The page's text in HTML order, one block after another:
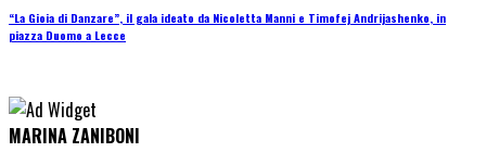
“La Gioia di Danzare”, il gala ideato da Nicoletta Manni e Timofej Andrijashenko, in
piazza Duomo a Lecce
MARINA ZANIBONI